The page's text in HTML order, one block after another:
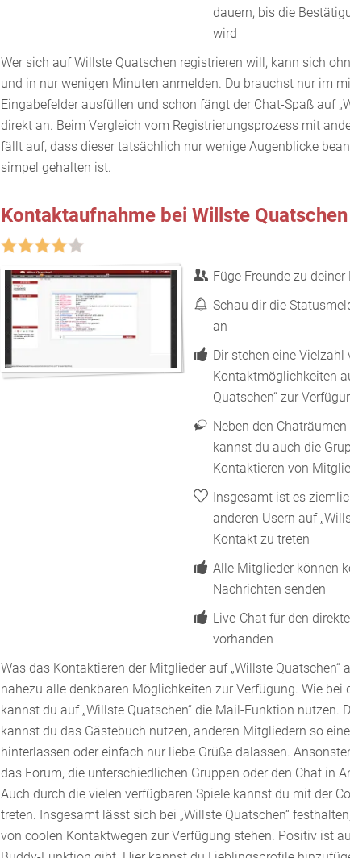
dauern, bis die
wird
Wer sich auf Willste Quatschen registrieren will, kann sich
und in nur wenigen Minuten anmelden. Du brauchst nur im
Eingabefelder ausfüllen und schon fängt der Chat-Spaß auf
direkt an. Beim Vergleich vom Registrierungsprozess mit
fällt auf, dass dieser tatsächlich nur wenige Augenblicke
simpel gehalten ist.
Kontaktaufnahme bei Willste Quatschen
Füge Freunde zu
Schau dir die
an
Dir stehen eine Vielzahl
Kontaktmöglichkeiten
Quatschen“ zur
Neben den
kannst du auch die
Kontaktieren von
Insgesamt ist es
anderen Usern auf
Kontakt zu treten
Alle Mitglieder können
Nachrichten senden
Live-Chat für den
vorhanden
Was das Kontaktieren der Mitglieder auf „Willste Quatschen“
nahezu alle denkbaren Möglichkeiten zur Verfügung. Wie bei
kannst du auf „Willste Quatschen“ die Mail-Funktion nutzen.
kannst du das Gästebuch nutzen, anderen Mitgliedern so
hinterlassen oder einfach nur liebe Grüße dalassen.
das Forum, die unterschiedlichen Gruppen oder den Chat in
Auch durch die vielen verfügbaren Spiele kannst du mit der
treten. Insgesamt lässt sich bei „Willste Quatschen“
von coolen Kontaktwegen zur Verfügung stehen. Positiv ist